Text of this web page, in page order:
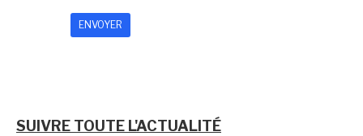
SUIVRE TOUTE L'ACTUALITÉ